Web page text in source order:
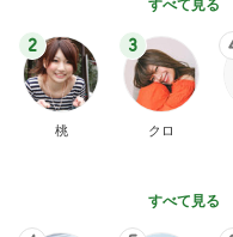
すべて見る
2
桃
3
クロ
すべて見る